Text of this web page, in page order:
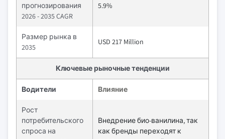
прогнозирования
2026 - 2035 CAGR
5.9%
Размер рынка в
2035
USD 217 Million
Ключевые рыночные тенденции
Водители Влияние
Рост
потребительского
спроса на
Внедрение био-ванилина, так
как бренды переходят к